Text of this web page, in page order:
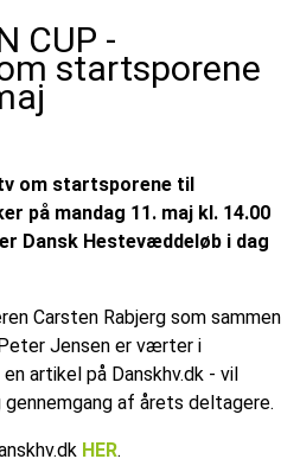
CUP -
startsporene
om startsporene til
på mandag 11. maj kl. 14.00
Dansk Hestevæddeløb i dag
Carsten Rabjerg som sammen
Jensen er værter i
artikel på Danskhv.dk - vil
af årets deltagere.
HER.